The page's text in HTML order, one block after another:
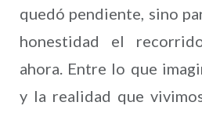
quedó pendiente, sino
honestidad el
ahora. Entre lo que
y la realidad que